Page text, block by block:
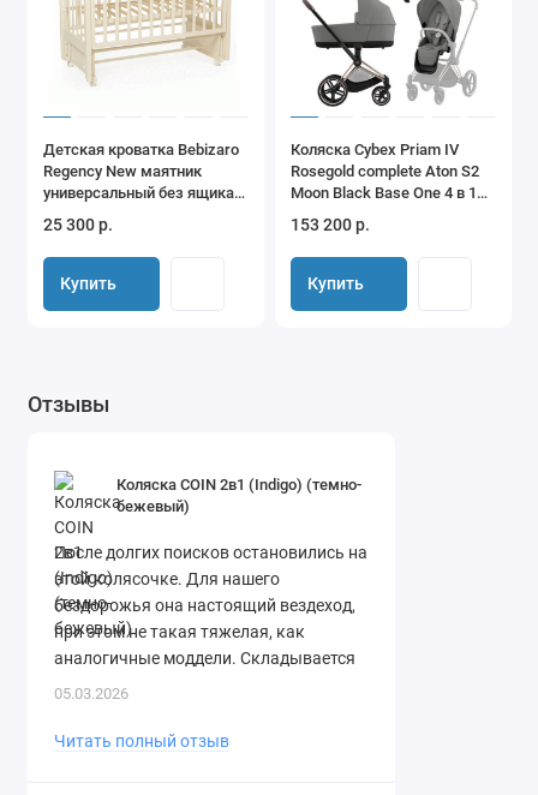
Детская кроватка Bebizaro
Regency New маятник
универсальный без ящика
ваниль
25 300 р.
Купить
Коляска Cybex Priam IV
Rosegold complete Aton S2
Moon Black Base One 4 в 1
Mirage Grey
153 200 р.
Купить
Отзывы
Коляска COIN 2в1 (Indigo) (темно-
бежевый)
После долгих поисков остановились на
этой колясочке. Для нашего
бездорожья она настоящий вездеход,
при этом не такая тяжелая, как
аналогичные моддели. Складывается
легко. Спасибо огромное магазину за ..
05.03.2026
Читать полный отзыв